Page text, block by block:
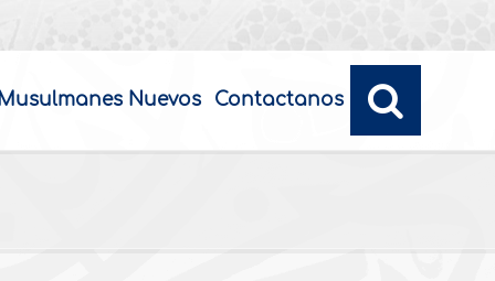
Nuevos Contactanos